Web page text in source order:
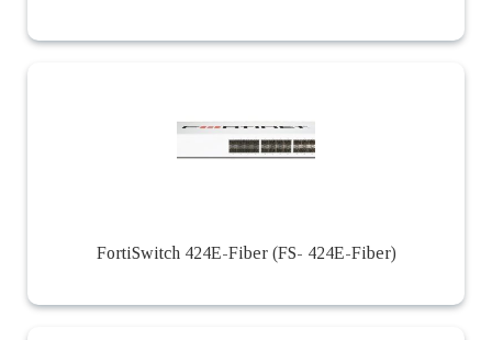
FortiSwitch 424E-Fiber (FS- 424E-Fiber)